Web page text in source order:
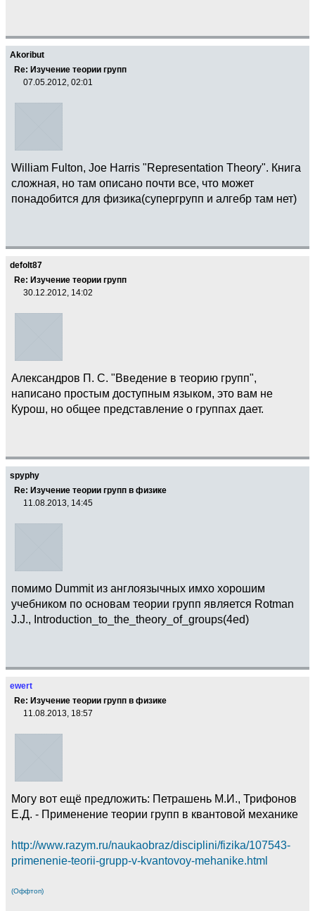
Akoribut
Re: Изучение теории групп
07.05.2012, 02:01
William Fulton, Joe Harris "Representation Theory". Книга
сложная, но там описано почти все, что может
понадобится для физика(супергрупп и алгебр там нет)
defolt87
Re: Изучение теории групп
30.12.2012, 14:02
Александров П. С. "Введение в теорию групп",
написано простым доступным языком, это вам не
Курош, но общее представление о группах дает.
spyphy
Re: Изучение теории групп в физике
11.08.2013, 14:45
помимо Dummit из англоязычных имхо хорошим
учебником по основам теории групп является Rotman
J.J., Introduction_to_the_theory_of_groups(4ed)
ewert
Re: Изучение теории групп в физике
11.08.2013, 18:57
Могу вот ещё предложить: Петрашень М.И., Трифонов
Е.Д. - Применение теории групп в квантовой механике
http://www.razym.ru/naukaobraz/disciplini/fizika/107543-
primenenie-teorii-grupp-v-kvantovoy-mehanike.html
(Оффтоп)